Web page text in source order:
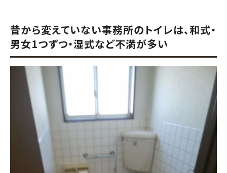
昔から変えていない事務所のトイレは、和式・
男女1つずつ・湿式など不満が多い